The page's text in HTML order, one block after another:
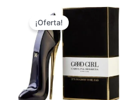
$ 99.900.
¡Oferta!
El
$ 200.000.
El
es: